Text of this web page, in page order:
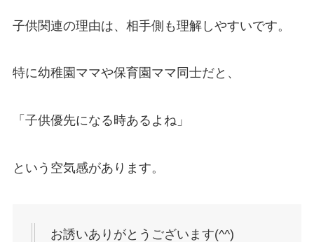
子供関連の理由は、相手側も理解しやすいです。
特に幼稚園ママや保育園ママ同士だと、
「子供優先になる時あるよね」
という空気感があります。
お誘いありがとうございます(^^)